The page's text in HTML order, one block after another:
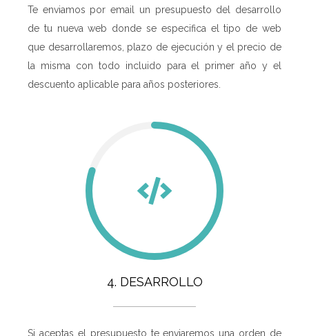
Te enviamos por email un presupuesto del desarrollo
de tu nueva web donde se especifica el tipo de web
que desarrollaremos, plazo de ejecución y el precio de
la misma con todo incluido para el primer año y el
descuento aplicable para años posteriores.
4. DESARROLLO
Si aceptas el presupuesto te enviaremos una orden de